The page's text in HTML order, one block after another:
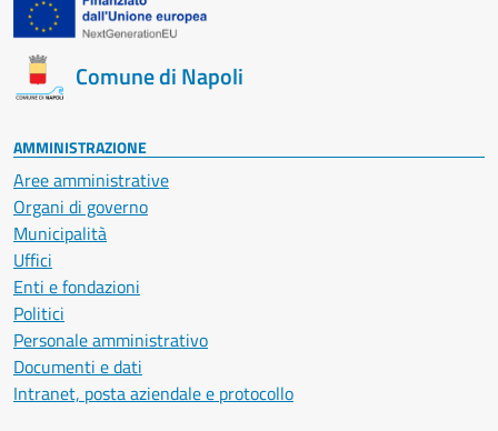
Comune di Napoli
AMMINISTRAZIONE
Aree amministrative
Organi di governo
Municipalità
Uffici
Enti e fondazioni
Politici
Personale amministrativo
Documenti e dati
Intranet, posta aziendale e protocollo